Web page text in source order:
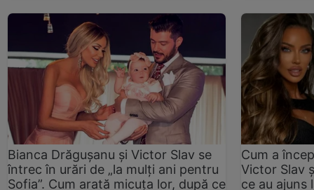
Bianca Drăgușanu și Victor Slav se
întrec în urări de „la mulți ani pentru
Sofia”. Cum arată micuța lor, după ce
Cum a
Victor Slav
ce au ajuns